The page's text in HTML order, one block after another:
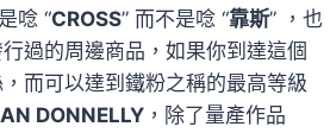
是唸 “CROSS” 而不是唸 “靠斯” ，也
過的周邊商品，如果你到達這個
而可以達到鐵粉之稱的最高等級
DONNELLY ，除了量產作品